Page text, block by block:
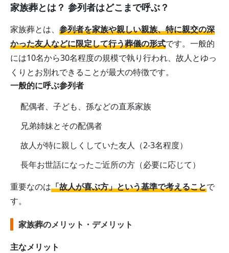
家族葬とは？ 参列者はどこまで呼ぶ？
家族葬とは、 参列者を家族や親しい親族、特に親交の深
かった友人などに限定して行う葬儀の形式です。一般的
には10名から30名程度の規模で執り行われ、故人とゆっ
くりとお別れできることが最大の特徴です。
一般的に呼ぶ参列者
配偶者、子ども、孫などの直系家族
兄弟姉妹とその配偶者
故人が特に親しくしていた友人（2-3名程度）
長年お世話になったご近所の方（必要に応じて）
重要なのは「故人が喜ぶ方」という基準で考えることで
す。
家族葬のメリット・デメリット
主なメリット